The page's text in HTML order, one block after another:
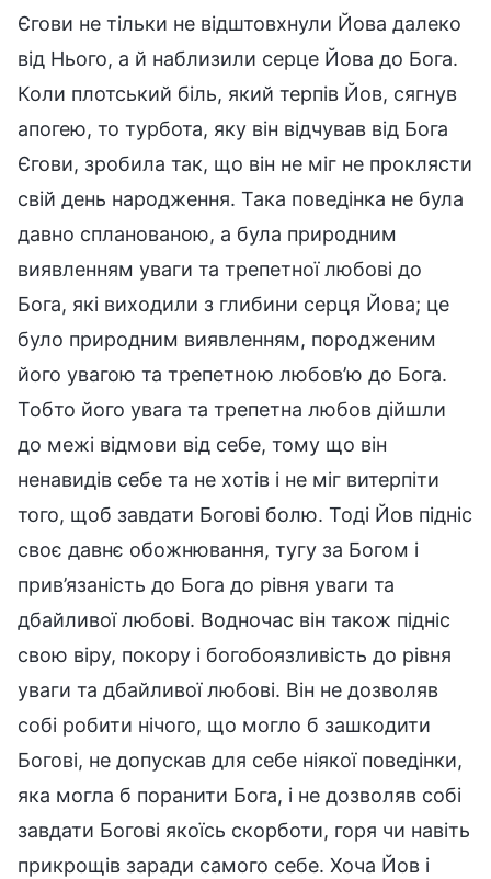
Єгови не тільки не відштовхнули Йова далеко
від Нього, а й наблизили серце Йова до Бога.
Коли плотський біль, який терпів Йов, сягнув
апогею, то турбота, яку він відчував від Бога
Єгови, зробила так, що він не міг не проклясти
свій день народження. Така поведінка не була
давно спланованою, а була природним
виявленням уваги та трепетної любові до
Бога, які виходили з глибини серця Йова; це
було природним виявленням, породженим
його увагою та трепетною любов’ю до Бога.
Тобто його увага та трепетна любов дійшли
до межі відмови від себе, тому що він
ненавидів себе та не хотів і не міг витерпіти
того, щоб завдати Богові болю. Тоді Йов підніс
своє давнє обожнювання, тугу за Богом і
прив’язаність до Бога до рівня уваги та
дбайливої любові. Водночас він також підніс
свою віру, покору і богобоязливість до рівня
уваги та дбайливої любові. Він не дозволяв
собі робити нічого, що могло б зашкодити
Богові, не допускав для себе ніякої поведінки,
яка могла б поранити Бога, і не дозволяв собі
завдати Богові якоїсь скорботи, горя чи навіть
прикрощів заради самого себе. Хоча Йов і